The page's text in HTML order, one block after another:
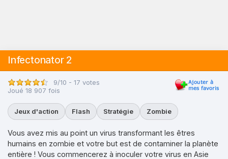
Infectonator 2
9/10 - 17 votes
Joué 18 907 fois
Jeux d'action Flash Stratégie Zombie
Vous avez mis au point un virus transformant les êtres
humains en zombie et votre but est de contaminer la planète
entière ! Vous commencerez à inoculer votre virus en Asie